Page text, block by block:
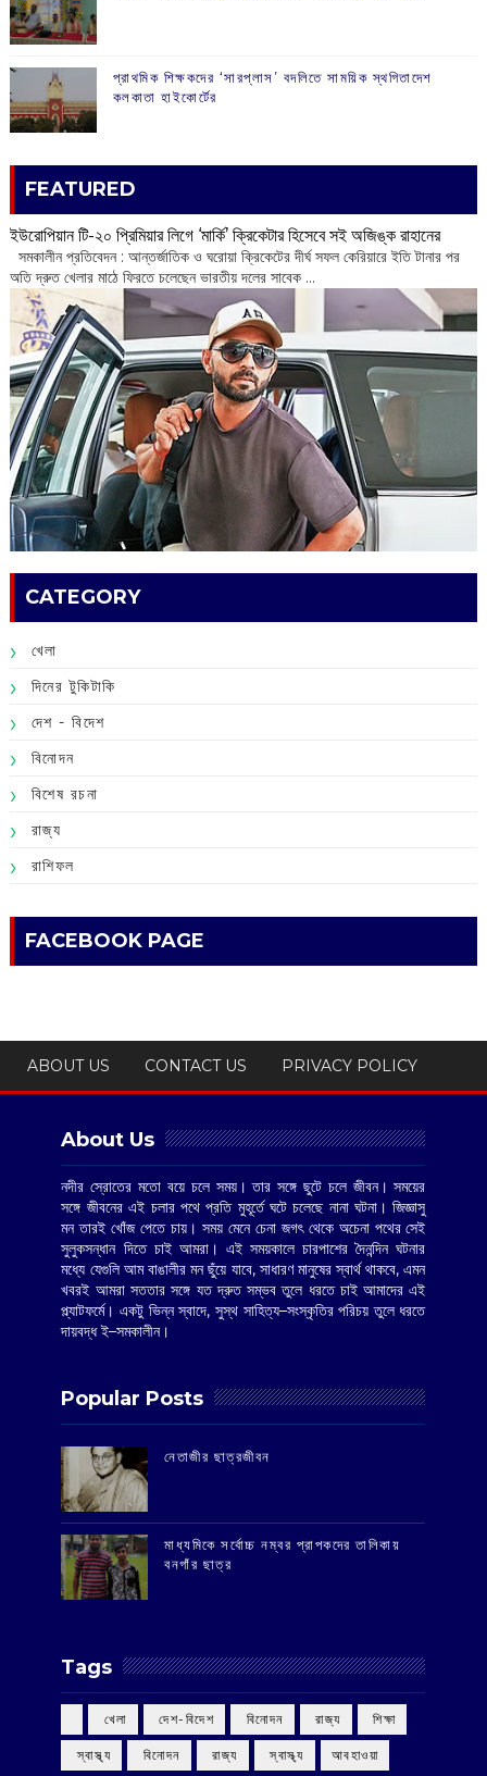
প্রাথমিক শিক্ষকদের ‘সারপ্লাস’ বদলিতে সাময়িক স্থগিতাদেশ
কলকাতা হাইকোর্টের
FEATURED
ইউরোপিয়ান টি-২০ প্রিমিয়ার লিগে ‘মার্কি’ ক্রিকেটার হিসেবে সই অজিঙ্ক রাহানের
সমকালীন প্রতিবেদন : আন্তর্জাতিক ও ঘরোয়া ক্রিকেটের দীর্ঘ সফল কেরিয়ারে ইতি টানার পর
অতি দ্রুত খেলার মাঠে ফিরতে চলেছেন ভারতীয় দলের সাবেক ...
CATEGORY
খেলা
দিনের টুকিটাকি
দেশ - বিদেশ
বিনোদন
বিশেষ রচনা
রাজ্য
রাশিফল
FACEBOOK PAGE
ABOUT US CONTACT US PRIVACY POLICY
About Us
নদীর স্রোতের মতো বয়ে চলে সময়। তার সঙ্গে ছুটে চলে জীবন। সময়ের
সঙ্গে জীবনের এই চলার পথে প্রতি মুহূর্তে ঘটে চলেছে নানা ঘটনা। জিজ্ঞাসু
মন তারই খোঁজ পেতে চায়। সময় মেনে চেনা জগৎ থেকে অচেনা পথের সেই
সুলুকসন্ধান দিতে চাই আমরা। এই সময়কালে চারপাশের দৈনন্দিন ঘটনার
মধ্যে যেগুলি আম বাঙালীর মন ছুঁয়ে যাবে, সাধারণ মানুষের স্বার্থ থাকবে, এমন
খবরই আমরা সততার সঙ্গে যত দ্রুত সম্ভব তুলে ধরতে চাই আমাদের এই
প্ল্যাটফর্মে। একটু ভিন্ন স্বাদে, সুস্থ সাহিত্য–সংস্কৃতির পরিচয় তুলে ধরতে
দায়বদ্ধ ই–সমকালীন।
Popular Posts
‌নেতাজীর ছাত্রজীবন
মাধ্যমিকে সর্বোচ্চ নম্বর প্রাপকদের তালিকায়
বনগাঁর ছাত্র
Tags
‌ খেলা ‌ দেশ-বিদেশ ‌ বিনোদন ‌ রাজ্য ‌ শিক্ষা
‌ স্বাস্থ্য ‌ বিনোদন ‌ রাজ্য ‌ স্বাস্থ্য আবহাওয়া